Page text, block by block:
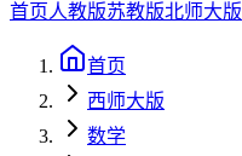
首页人教版苏教版北师大版
首页
西师大版
数学